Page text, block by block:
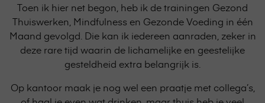
Toen ik hier net begon, heb ik de trainingen Gezond
Thuiswerken, Mindfulness en Gezonde Voeding in één
Maand gevolgd. Die kan ik iedereen aanraden, zeker in
deze rare tijd waarin de lichamelijke en geestelijke
gesteldheid extra belangrijk is.
Op kantoor maak je nog wel een praatje met collega’s,